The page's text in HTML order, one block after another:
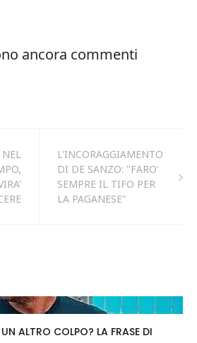
NEL
L'INCORAGGIAMENTO
DI DE SANZO: "FARO'
SEMPRE IL TIFO PER
LA PAGANESE"
ALTRO COLPO? LA FRASE DI